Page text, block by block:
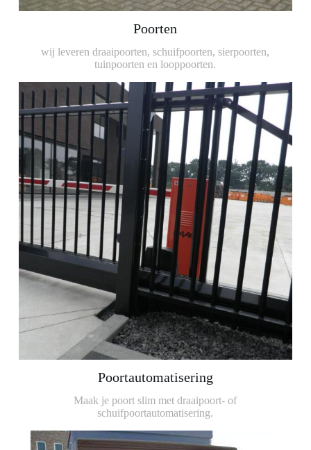
Poorten
wij leveren draaipoorten, schuifpoorten, sierpoorten,
tuinpoorten en looppoorten.
Poortautomatisering
Maak je poort slim met draaipoort- of
schuifpoortautomatisering.